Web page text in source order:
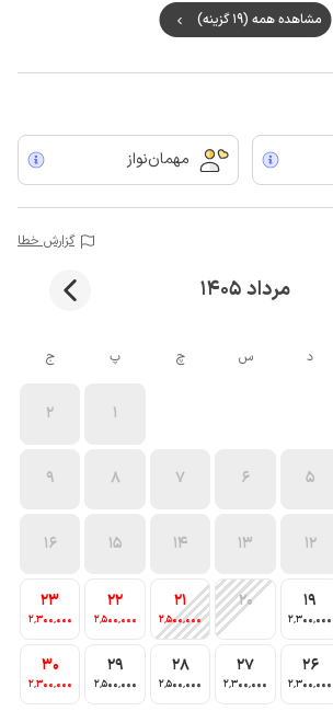
مشاهده همه (19 گزینه)
مهمان‌نواز
گزارش خطا
مرداد 1405
د س چ پ ج
1
2
5
6
7
8
9
12
13
14
15
16
19
2٬300٬000
20
21
2٬500٬000
22
2٬500٬000
23
2٬300٬000
26
2٬300٬000
27
2٬300٬000
28
2٬500٬000
29
2٬500٬000
30
2٬300٬000